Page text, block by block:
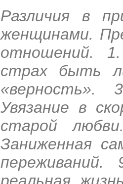
Различия в
женщинами.
отношений.
страх быть
«верность».
Увязание в
старой
Заниженная
реальная